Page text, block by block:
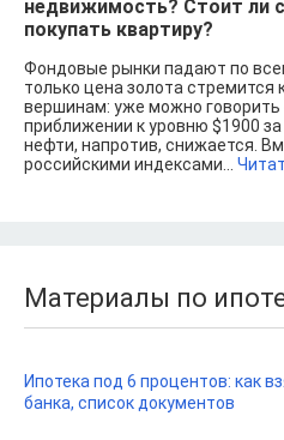
недвижимость? Стоит ли
покупать квартиру?
Фондовые рынки падают по
только цена золота стремится
вершинам: уже можно говорить
приближении к уровню $1900
нефти, напротив, снижается.
российскими индексами...
Материалы по
Ипотека под 6 процентов: как
банка, список документов